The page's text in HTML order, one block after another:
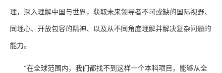
理，深入理解中国与世界，获取未来领导者不可或缺的国际视野、
同理心、开放包容的精神、以及从不同角度理解并解决复杂问题的
能力。
“在全球范围内，我们都找不到这样一个本科项目，能够从全